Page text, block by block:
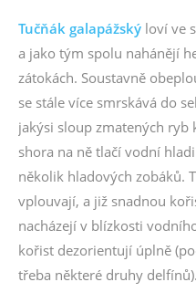
Tučňák galapážský loví ve
a jako tým spolu nahánějí
zátokách. Soustavně
se stále více smrskává do
jakýsi sloup zmatených
shora na ně tlačí vodní
několik hladových zobáků.
vplouvají, a již snadnou
nacházejí v blízkosti
kořist dezorientují úplně
třeba některé druhy delfínů).